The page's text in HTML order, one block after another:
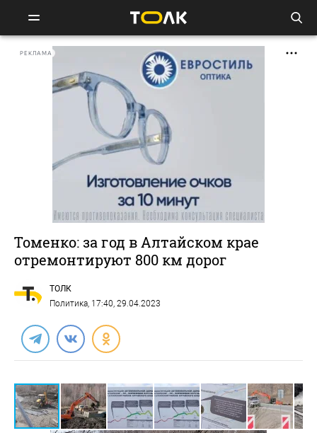
РЕКЛАМА
Томенко: за год в Алтайском крае
отремонтируют 800 км дорог
ТОЛК
Политика, 17:40, 29.04.2023